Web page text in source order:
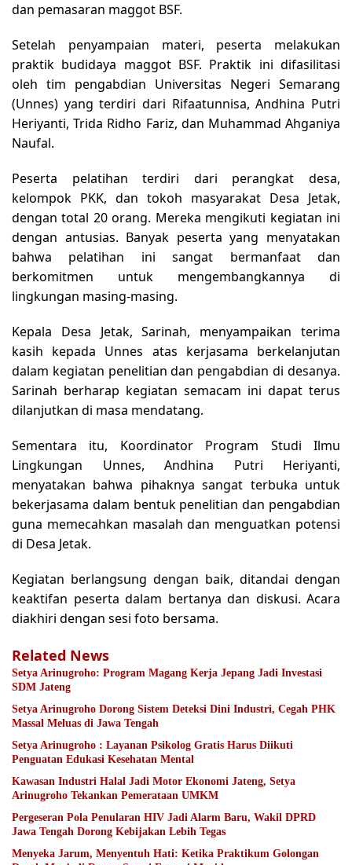
dan pemasaran maggot BSF.
Setelah penyampaian materi, peserta melakukan
praktik budidaya maggot BSF. Praktik ini difasilitasi
oleh tim pengabdian Universitas Negeri Semarang
(Unnes) yang terdiri dari Rifaatunnisa, Andhina Putri
Heriyanti, Trida Ridho Fariz, dan Muhammad Ahganiya
Naufal.
Peserta pelatihan terdiri dari perangkat desa,
kelompok PKK, dan tokoh masyarakat Desa Jetak,
dengan total 20 orang. Mereka mengikuti kegiatan ini
dengan antusias. Banyak peserta yang menyatakan
bahwa pelatihan ini sangat bermanfaat dan
berkomitmen untuk mengembangkannya di
lingkungan masing-masing.
Kepala Desa Jetak, Sarinah, menyampaikan terima
kasih kepada Unnes atas kerjasama berkelanjutan
dalam kegiatan penelitian dan pengabdian di desanya.
Sarinah berharap kegiatan semacam ini dapat terus
dilanjutkan di masa mendatang.
Sementara itu, Koordinator Program Studi Ilmu
Lingkungan Unnes, Andhina Putri Heriyanti,
menyatakan bahwa pihaknya sangat terbuka untuk
bekerjasama dalam bentuk penelitian dan pengabdian
guna memecahkan masalah dan menguatkan potensi
di Desa Jetak.
Kegiatan berlangsung dengan baik, ditandai dengan
keaktifan peserta dalam bertanya dan diskusi. Acara
diakhiri dengan sesi foto bersama.
Related News
Setya Arinugroho: Program Magang Kerja Jepang Jadi Investasi
SDM Jateng
Setya Arinugroho Dorong Sistem Deteksi Dini Industri, Cegah PHK
Massal Meluas di Jawa Tengah
Setya Arinugroho : Layanan Psikolog Gratis Harus Diikuti
Penguatan Edukasi Kesehatan Mental
Kawasan Industri Halal Jadi Motor Ekonomi Jateng, Setya
Arinugroho Tekankan Pemerataan UMKM
Pergeseran Pola Penularan HIV Jadi Alarm Baru, Wakil DPRD
Jawa Tengah Dorong Kebijakan Lebih Tegas
Menyeka Jarum, Menyentuh Hati: Ketika Praktikum Golongan